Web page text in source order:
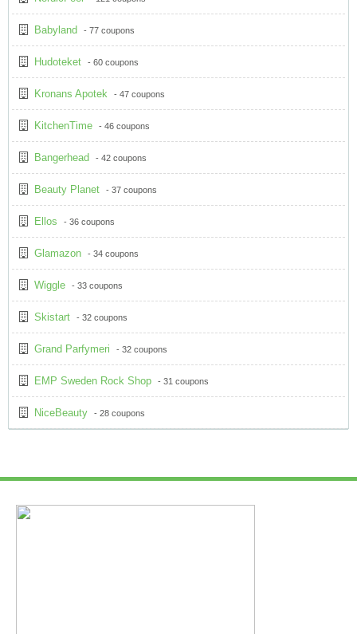
Babyland - 77 coupons
Hudoteket - 60 coupons
Kronans Apotek - 47 coupons
KitchenTime - 46 coupons
Bangerhead - 42 coupons
Beauty Planet - 37 coupons
Ellos - 36 coupons
Glamazon - 34 coupons
Wiggle - 33 coupons
Skistart - 32 coupons
Grand Parfymeri - 32 coupons
EMP Sweden Rock Shop - 31 coupons
NiceBeauty - 28 coupons